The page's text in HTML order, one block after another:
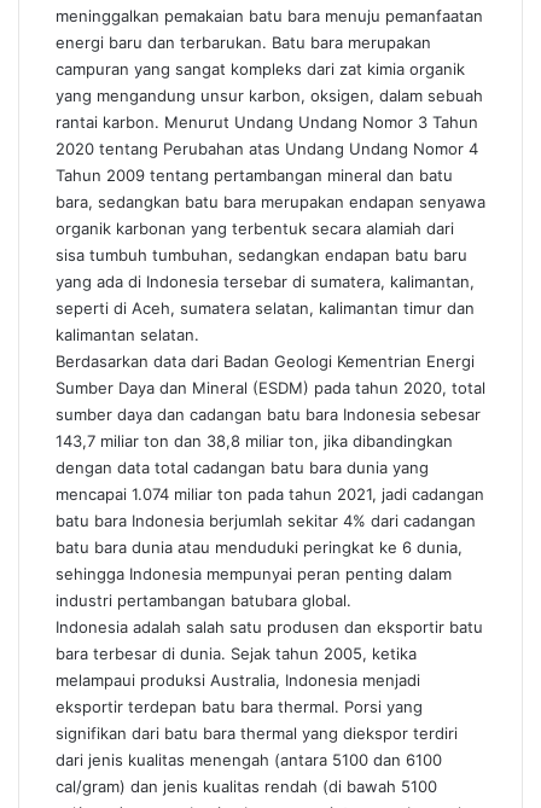
meninggalkan pemakaian batu bara menuju pemanfaatan
energi baru dan terbarukan. Batu bara merupakan
campuran yang sangat kompleks dari zat kimia organik
yang mengandung unsur karbon, oksigen, dalam sebuah
rantai karbon. Menurut Undang Undang Nomor 3 Tahun
2020 tentang Perubahan atas Undang Undang Nomor 4
Tahun 2009 tentang pertambangan mineral dan batu
bara, sedangkan batu bara merupakan endapan senyawa
organik karbonan yang terbentuk secara alamiah dari
sisa tumbuh tumbuhan, sedangkan endapan batu baru
yang ada di Indonesia tersebar di sumatera, kalimantan,
seperti di Aceh, sumatera selatan, kalimantan timur dan
kalimantan selatan.
Berdasarkan data dari Badan Geologi Kementrian Energi
Sumber Daya dan Mineral (ESDM) pada tahun 2020, total
sumber daya dan cadangan batu bara Indonesia sebesar
143,7 miliar ton dan 38,8 miliar ton, jika dibandingkan
dengan data total cadangan batu bara dunia yang
mencapai 1.074 miliar ton pada tahun 2021, jadi cadangan
batu bara Indonesia berjumlah sekitar 4% dari cadangan
batu bara dunia atau menduduki peringkat ke 6 dunia,
sehingga Indonesia mempunyai peran penting dalam
industri pertambangan batubara global.
Indonesia adalah salah satu produsen dan eksportir batu
bara terbesar di dunia. Sejak tahun 2005, ketika
melampaui produksi Australia, Indonesia menjadi
eksportir terdepan batu bara thermal. Porsi yang
signifikan dari batu bara thermal yang diekspor terdiri
dari jenis kualitas menengah (antara 5100 dan 6100
cal/gram) dan jenis kualitas rendah (di bawah 5100